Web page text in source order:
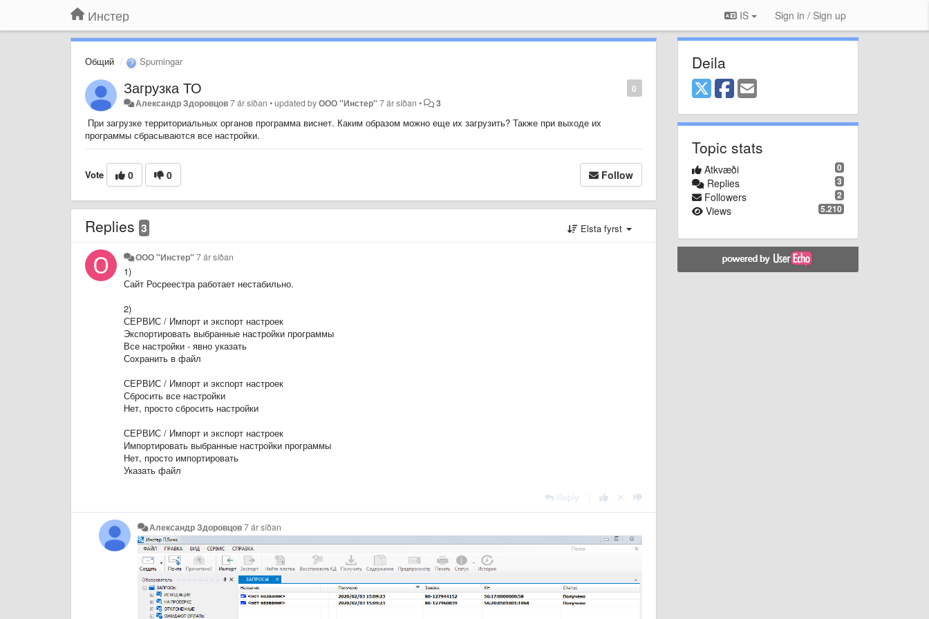
Инстер IS Sign in / Sign up
Общий Spurningar
0
Загрузка ТО
Александр Здоровцов7 ár síðan •updated byООО "Инстер"7 ár síðan • 3
При загрузке территориальных органов программа виснет. Каким образом можно еще их загрузить? Также при выходе их
программы сбрасываются все настройки.
Vote 0 0 Follow
Replies 3 Elsta fyrst
ООО "Инстер"7 ár síðan
1)
Сайт Росреестра работает нестабильно.
2)
СЕРВИС / Импорт и экспорт настроек
Экспортировать выбранные настройки программы
Все настройки - явно указать
Сохранить в файл
СЕРВИС / Импорт и экспорт настроек
Сбросить все настройки
Нет, просто сбросить настройки
СЕРВИС / Импорт и экспорт настроек
Импортировать выбранные настройки программы
Нет, просто импортировать
Указать файл
Reply
Александр Здоровцов7 ár síðan
Deila
Topic stats
0
Atkvæði
3
Replies
2
Followers
5.210
Views